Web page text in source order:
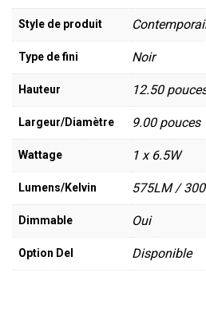
Style de produit
Type de fini Noir
Hauteur 12.50
Largeur/Diamètre 9.00 pouces
Wattage 1 x 6.5W
Lumens/Kelvin 575LM /
Dimmable Oui
Option Del Disponible